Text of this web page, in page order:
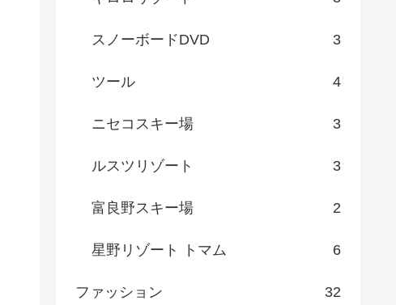
スノーボードDVD 3
ツール 4
ニセコスキー場 3
ルスツリゾート 3
富良野スキー場 2
星野リゾート トマム 6
ファッション 32